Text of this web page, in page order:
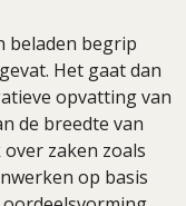
beladen begrip
Het gaat dan
opvatting van
de breedte van
zaken zoals
op basis